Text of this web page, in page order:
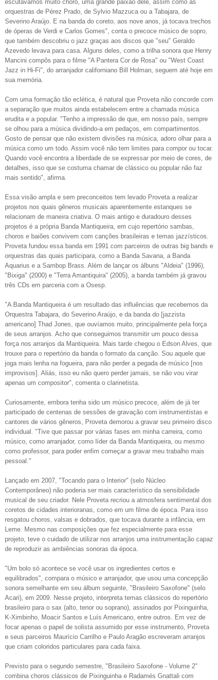
escutávamos muito choro, uma grande paixão dele, assim como as
orquestras de Pérez Prado, de Sylvio Mazzuca ou a Tabajara, de
Severino Araújo. E na banda do coreto, aos nove anos, já tocava trechos
de óperas de Verdi e Carlos Gomes", conta o precoce músico de sopro,
que também descobriu o jazz graças aos discos que "seu" Geraldo
Azevedo levava para casa. Alguns deles, como a trilha sonora que Henry
Mancini compôs para o filme "A Pantera Cor de Rosa" ou "West Coast
Jazz in Hi-Fi", do arranjador californiano Bill Holman, seguem até hoje em
sua memória.
Com uma formação tão eclética, é natural que Proveta não concorde com
a separação que muitos ainda estabelecem entre a chamada música
erudita e a popular. "Tenho a impressão de que, em nosso país, sempre
se olhou para a música dividindo-a em pedaços, em compartimentos.
Gosto de pensar que não existem divisões na música, adoro olhar para a
música como um todo. Assim você não tem limites para compor ou tocar.
Quando você encontra a liberdade de se expressar por meio de cores, de
detalhes, isso que se costuma chamar de clássico ou popular não faz
mais sentido", afirma.
Essa visão ampla e sem preconceitos tem levado Proveta a realizar
projetos nos quais gêneros musicais aparentemente estanques se
relacionam de maneira criativa. O mais antigo e duradouro desses
projetos é a própria Banda Mantiqueira, em cujo repertório sambas,
choros e baiões convivem com canções brasileiras e temas jazzísticos.
Proveta fundou essa banda em 1991 com parceiros de outras big bands e
orquestras das quais participara, como a Banda Savana, a Banda
Aquarius e a Sambop Brass. Além de lançar os álbuns "Aldeia" (1996),
"Bixiga" (2000) e "Terra Amantiquira" (2005), a banda também já gravou
três CDs em parceria com a Osesp.
"A Banda Mantiqueira é um resultado das influências que recebemos da
Orquestra Tabajara, do Severino Araújo, e da banda do [jazzista
americano] Thad Jones, que ouvíamos muito, principalmente pela força
de seus arranjos. Acho que conseguimos transmitir um pouco dessa
força nos arranjos da Mantiqueira. Mais tarde chegou o Edson Alves, que
trouxe para o repertório da banda o formato da canção. Sou aquele que
joga mais lenha na fogueira, para não perder a pegada de músico [nos
improvisos]. Aliás, isso eu não quero perder jamais, se não vou virar
apenas um compositor", comenta o clarinetista.
Curiosamente, embora tenha sido um músico precoce, além de já ter
participado de centenas de sessões de gravação com instrumentistas e
cantores de vários gêneros, Proveta demorou a gravar seu primeiro disco
individual. "Tive que passar por várias fases em minha carreira, como
músico, como arranjador, como líder da Banda Mantiqueira, ou mesmo
como professor, para poder enfim começar a gravar meu trabalho mais
pessoal."
Lançado em 2007, "Tocando para o Interior" (selo Núcleo
Contemporâneo) não poderia ser mais característico da sensibilidade
musical de seu criador. Nele Proveta recriou a atmosfera sentimental dos
coretos de cidades interioranas, como em um filme de época. Para isso
resgatou choros, valsas e dobrados, que tocava durante a infância, em
Leme. Mesmo nas composições que fez especialmente para esse
projeto, teve o cuidado de utilizar nos arranjos uma instrumentação capaz
de reproduzir as ambiências sonoras da época.
"Um bolo só acontece se você usar os ingredientes certos e
equilibrados", compara o músico e arranjador, que usou uma concepção
sonora semelhante em seu álbum seguinte, "Brasileiro Saxofone" (selo
Acari), em 2009. Nesse projeto, interpreta temas clássicos do repertório
brasileiro para o sax (alto, tenor ou soprano), assinados por Pixinguinha,
K-Ximbinho, Moacir Santos e Luís Americano, entre outros. Em vez de
focar apenas o papel de solista assumido por esse instrumento, Proveta
e seus parceiros Maurício Carrilho e Paulo Aragão escreveram arranjos
que criam coloridos particulares para cada faixa.
Previsto para o segundo semestre, "Brasileiro Saxofone - Volume 2"
combina choros clássicos de Pixinguinha e Radamés Gnattali com